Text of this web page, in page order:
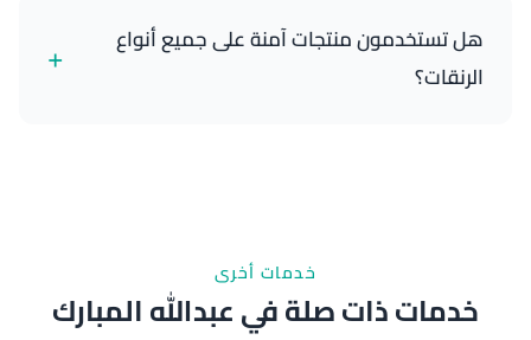
بموقعك بالقرب من الطريق السادس أو أي معلم قريب.
نصل إليك خلال 50 دقيقة تقريباً.
هل تستخدمون منتجات آمنة على جميع أنواع
الرنقات؟
+
خدمات أخرى
خدمات ذات صلة في عبدالله المبارك